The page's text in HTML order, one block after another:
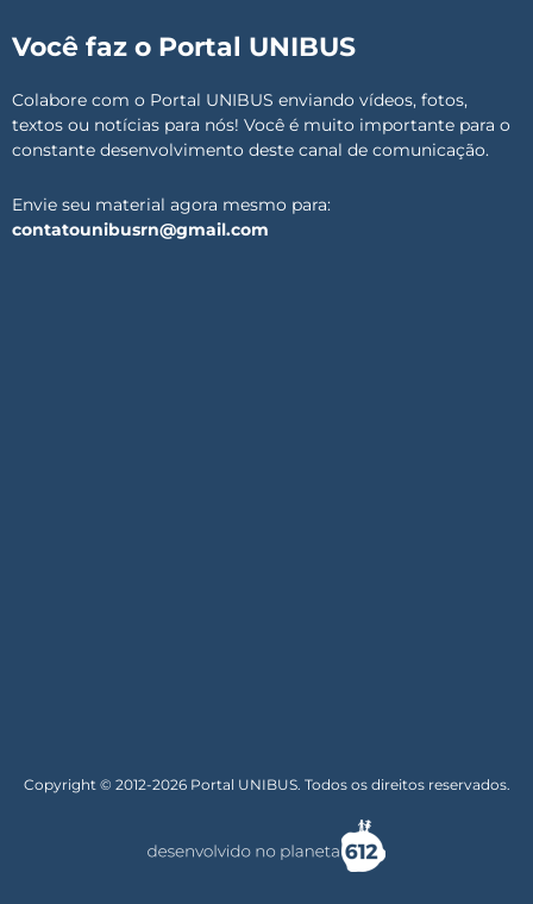
Você faz o Portal UNIBUS
Colabore com o Portal UNIBUS enviando vídeos, fotos,
textos ou notícias para nós! Você é muito importante para o
constante desenvolvimento deste canal de comunicação.
Envie seu material agora mesmo para:
contatounibusrn@gmail.com
Copyright © 2012-2026 Portal UNIBUS. Todos os direitos reservados.